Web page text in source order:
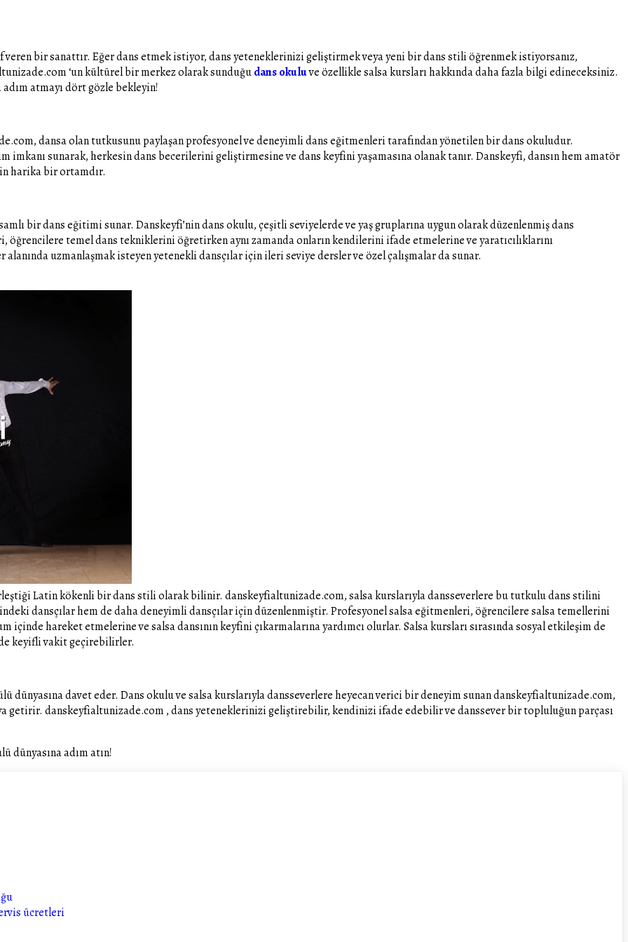
bir sanattır. Eğer dans etmek istiyor, dans yeteneklerinizi geliştirmek veya yeni bir dans stili öğrenmek istiyorsanız,
‘un kültürel bir merkez olarak sunduğudans okuluve özellikle salsa kursları hakkında daha fazla bilgi edineceksiniz.
atmayı dört gözle bekleyin!
dansa olan tutkusunu paylaşan profesyonel ve deneyimli dans eğitmenleri tarafından yönetilen bir dans okuludur.
sunarak, herkesin dans becerilerini geliştirmesine ve dans keyfini yaşamasına olanak tanır. Danskeyfi, dansın hem amatör
harika bir ortamdır.
bir dans eğitimi sunar. Danskeyfi’nin dans okulu, çeşitli seviyelerde ve yaş gruplarına uygun olarak düzenlenmiş dans
temel dans tekniklerini öğretirken aynı zamanda onların kendilerini ifade etmelerine ve yaratıcılıklarını
uzmanlaşmak isteyen yetenekli dansçılar için ileri seviye dersler ve özel çalışmalar da sunar.
Latin kökenli bir dans stili olarak bilinir. danskeyfialtunizade.com, salsa kurslarıyla dansseverlere bu tutkulu dans stilini
dansçılar hem de daha deneyimli dansçılar için düzenlenmiştir. Profesyonel salsa eğitmenleri, öğrencilere salsa temellerini
hareket etmelerine ve salsa dansının keyfini çıkarmalarına yardımcı olurlar. Salsa kursları sırasında sosyal etkileşim de
keyifli vakit geçirebilirler.
dünyasına davet eder. Dans okulu ve salsa kurslarıyla dansseverlere heyecan verici bir deneyim sunan danskeyfialtunizade.com,
getirir. danskeyfialtunizade.com , dans yeteneklerinizi geliştirebilir, kendinizi ifade edebilir ve danssever bir topluluğun parçası
dünyasına adım atın!
ücretleri